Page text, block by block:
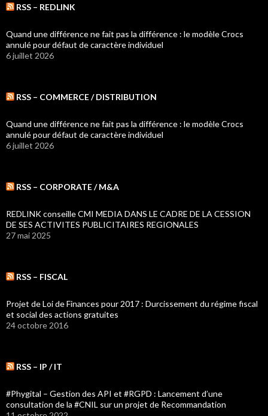
RSS – REDLINK
Quand une différence ne fait pas la différence : le modèle Crocs
annulé pour défaut de caractère individuel
6 juillet 2026
RSS – COMMERCE / DISTRIBUTION
Quand une différence ne fait pas la différence : le modèle Crocs
annulé pour défaut de caractère individuel
6 juillet 2026
RSS – CORPORATE / M&A
REDLINK conseille CMI MEDIA DANS LE CADRE DE LA CESSION
DE SES ACTIVITES PUBLICITAIRES REGIONALES
27 mai 2025
RSS – FISCAL
Projet de Loi de Finances pour 2017 : Durcissement du régime fiscal
et social des actions gratuites
24 octobre 2016
RSS – IP / IT
#Phygital – Gestion des API et #RGPD : Lancement d’une
consultation de la #CNIL sur un projet de Recommandation